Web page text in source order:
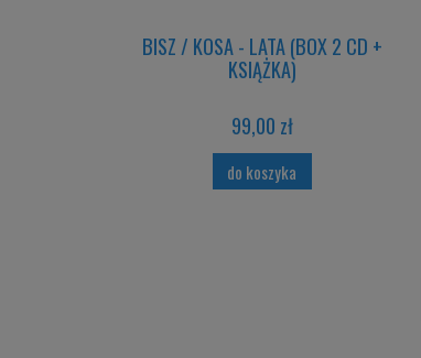
BISZ / KOSA - LATA (BOX 2 CD +
KSIĄŻKA)
99,00 zł
do koszyka